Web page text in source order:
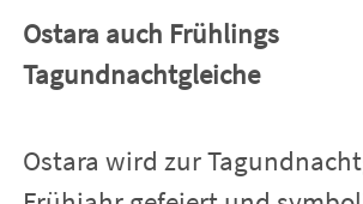
Körbchen
Ostara auch Frühlings
Tagundnachtgleiche
Ostara wird zur